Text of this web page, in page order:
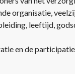
organisatie,
leeftijd,
en de